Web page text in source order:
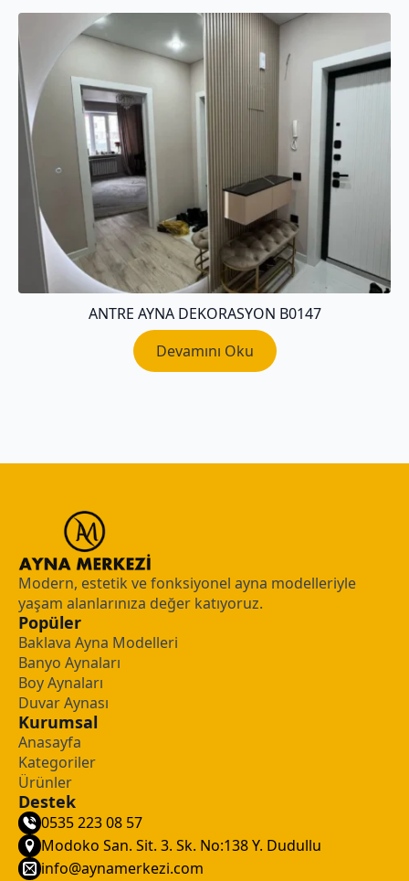
ANTRE AYNA DEKORASYON B0147
Devamını Oku
Modern, estetik ve fonksiyonel ayna modelleriyle
yaşam alanlarınıza değer katıyoruz.
Popüler
Baklava Ayna Modelleri
Banyo Aynaları
Boy Aynaları
Duvar Aynası
Kurumsal
Anasayfa
Kategoriler
Ürünler
Destek
0535 223 08 57
Modoko San. Sit. 3. Sk. No:138 Y. Dudullu
info@aynamerkezi.com